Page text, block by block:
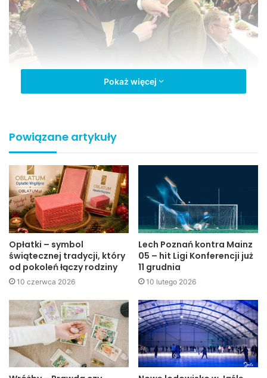
Jasło Stanisława Pankiewicza, który w imieniu Prezydenta
Rzeczpospolitej Polskiej Pana Lecha Kaczyńskiego
wręczył Jubilatom Medale Za Długoletnie Pożycie
Małżeńskie oraz złożył gratulacje i życzenia wszelkiej
pomyślności.
Pokaż więcej
Powiązane artykuły
Opłatki – symbol
świątecznej tradycji, który
od pokoleń łączy rodziny
10 czerwca 2026
Lech Poznań kontra Mainz
05 – hit Ligi Konferencji już
11 grudnia
10 lutego 2026